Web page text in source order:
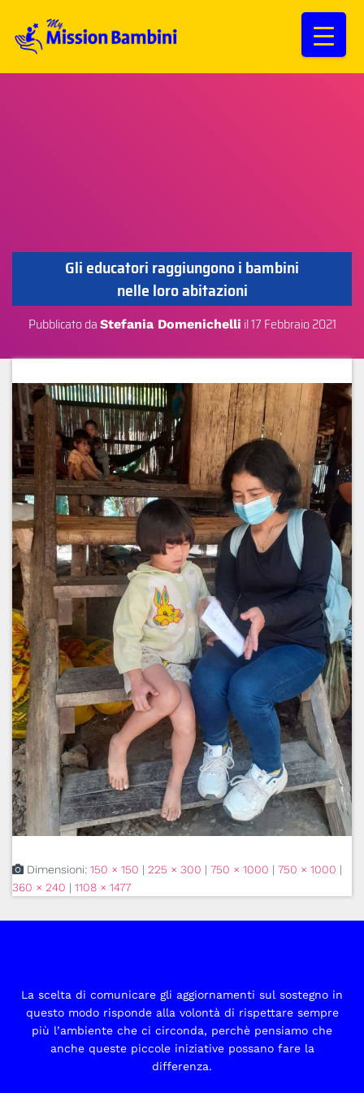
Gli educatori raggiungono i bambini
nelle loro abitazioni
Pubblicato da Stefania Domenichelli il17 Febbraio 2021
Dimensioni: 150 × 150 | 225 × 300 | 750 × 1000 | 750 × 1000 |
360 × 240 | 1108 × 1477
La scelta di comunicare gli aggiornamenti sul sostegno in
questo modo risponde alla volontà di rispettare sempre
più l’ambiente che ci circonda, perchè pensiamo che
anche queste piccole iniziative possano fare la
differenza.